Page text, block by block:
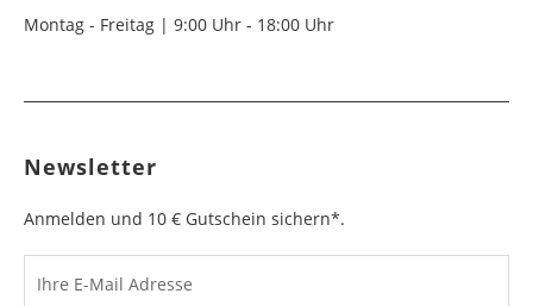
Montag - Freitag | 9:00 Uhr - 18:00 Uhr
Newsletter
Anmelden und 10 € Gutschein sichern*.
Ihre E-Mail Adresse